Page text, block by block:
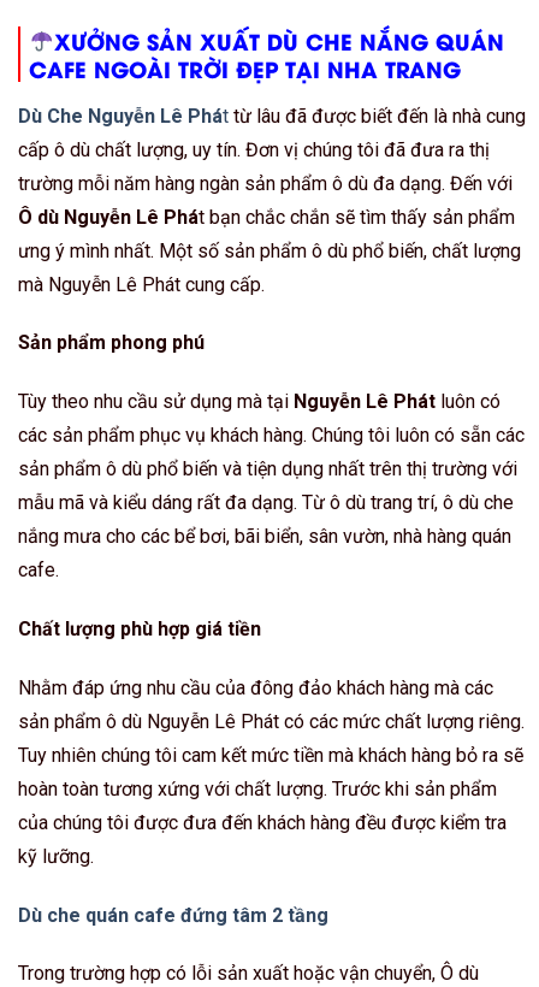
XƯỞNG SẢN XUẤT DÙ CHE NẮNG QUÁN
CAFE NGOÀI TRỜI ĐẸP TẠI NHA TRANG
Dù Che Nguyễn Lê Phát từ lâu đã được biết đến là nhà cung
cấp ô dù chất lượng, uy tín. Đơn vị chúng tôi đã đưa ra thị
trường mỗi năm hàng ngàn sản phẩm ô dù đa dạng. Đến với
Ô dù Nguyễn Lê Phát bạn chắc chắn sẽ tìm thấy sản phẩm
ưng ý mình nhất. Một số sản phẩm ô dù phổ biến, chất lượng
mà Nguyễn Lê Phát cung cấp.
Sản phẩm phong phú
Tùy theo nhu cầu sử dụng mà tại Nguyễn Lê Phát luôn có
các sản phẩm phục vụ khách hàng. Chúng tôi luôn có sẵn các
sản phẩm ô dù phổ biến và tiện dụng nhất trên thị trường với
mẫu mã và kiểu dáng rất đa dạng. Từ ô dù trang trí, ô dù che
nắng mưa cho các bể bơi, bãi biển, sân vườn, nhà hàng quán
cafe.
Chất lượng phù hợp giá tiền
Nhằm đáp ứng nhu cầu của đông đảo khách hàng mà các
sản phẩm ô dù Nguyễn Lê Phát có các mức chất lượng riêng.
Tuy nhiên chúng tôi cam kết mức tiền mà khách hàng bỏ ra sẽ
hoàn toàn tương xứng với chất lượng. Trước khi sản phẩm
của chúng tôi được đưa đến khách hàng đều được kiểm tra
kỹ lưỡng.
Dù che quán cafe đứng tâm 2 tầng
Trong trường hợp có lỗi sản xuất hoặc vận chuyển, Ô dù